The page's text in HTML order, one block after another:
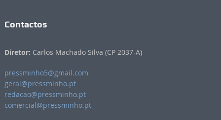
Contactos
Diretor: Carlos Machado Silva (CP 2037-A)
pressminho5@gmail.com
geral@pressminho.pt
redacao@pressminho.pt
comercial@pressminho.pt